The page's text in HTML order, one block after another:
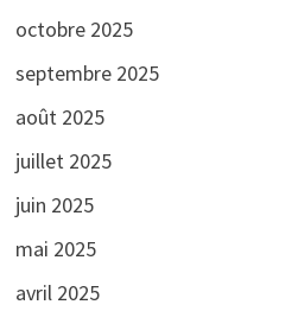
octobre 2025
septembre 2025
août 2025
juillet 2025
juin 2025
mai 2025
avril 2025